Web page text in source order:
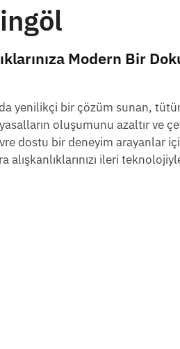
Modern Bir
yenilikçi bir çözüm sunan,
oluşumunu azaltır ve
dostu bir deneyim arayanlar
alışkanlıklarınızı ileri